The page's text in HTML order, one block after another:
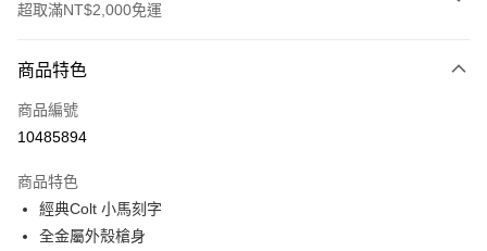
超取滿NT$2,000免運
信用卡一次付款
信用卡分期付款
合作金庫商業銀行
華南商業銀行
上海商業儲蓄銀行
超商取貨付款
LINE Pay
商品特色
商品編號
10485894
商品特色
經典Colt 小馬刻字
全金屬外殼槍身